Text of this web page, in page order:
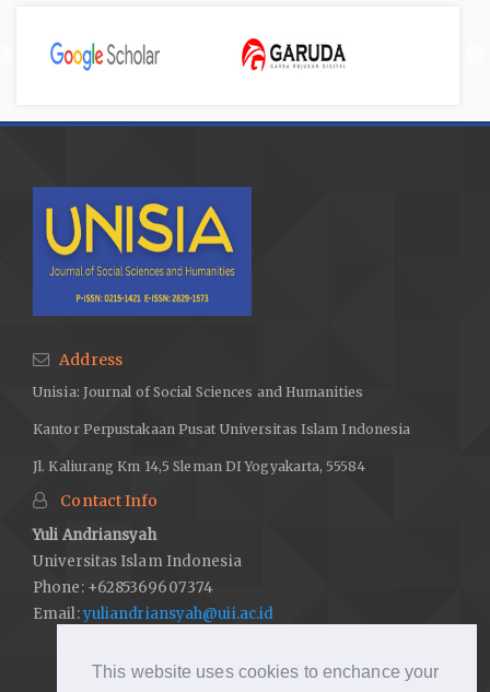
This website uses cookies to enchance your
Address
Unisia: Journal of Social Sciences and Humanities
Kantor Perpustakaan Pusat Universitas Islam Indonesia
Jl. Kaliurang Km 14,5 Sleman DI Yogyakarta, 55584
Contact Info
Yuli Andriansyah
Universitas Islam Indonesia
Phone: +6285369607374
Email:yuliandriansyah@uii.ac.id